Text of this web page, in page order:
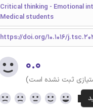
Critical thinking - Emotional
Medical students
https://doi.org/10.1016/
۰.۰
ثبت نشده است)